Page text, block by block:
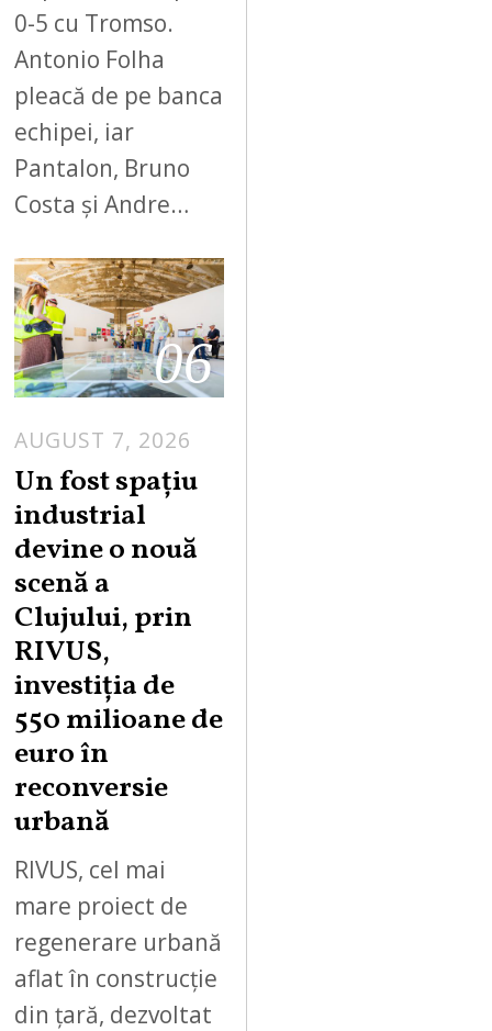
0-5 cu Tromso.
Antonio Folha
pleacă de pe banca
echipei, iar
Pantalon, Bruno
Costa și Andre…
06
AUGUST 7, 2026
Un fost spațiu
industrial
devine o nouă
scenă a
Clujului, prin
RIVUS,
investiția de
550 milioane de
euro în
reconversie
urbană
RIVUS, cel mai
mare proiect de
regenerare urbană
aflat în construcție
din țară, dezvoltat